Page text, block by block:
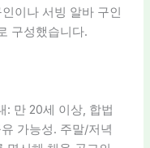
이나 서빙 알바 구인
구성했습니다.
: 만 20세 이상, 합법
가능성. 주말/저녁